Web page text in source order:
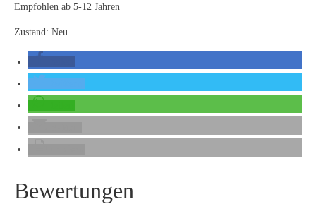
Empfohlen ab 5-12 Jahren
Zustand: Neu
Bewertungen